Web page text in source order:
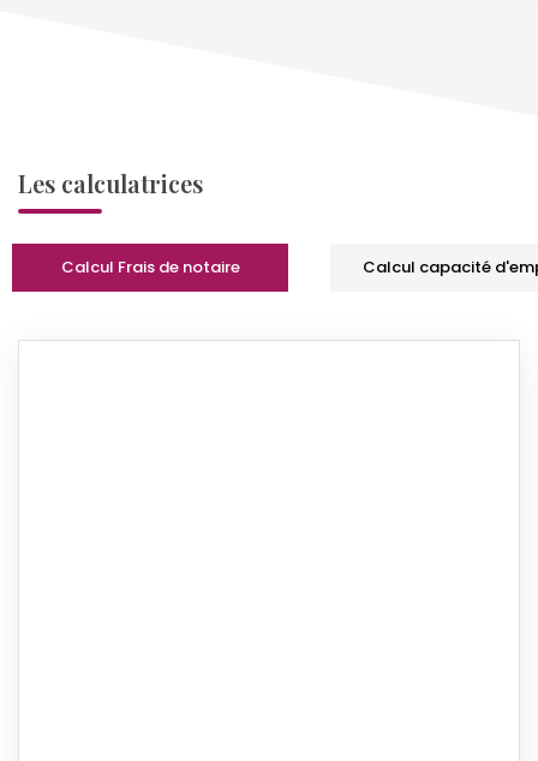
Les calculatrices
Calcul Frais de notaire Calcul capacité